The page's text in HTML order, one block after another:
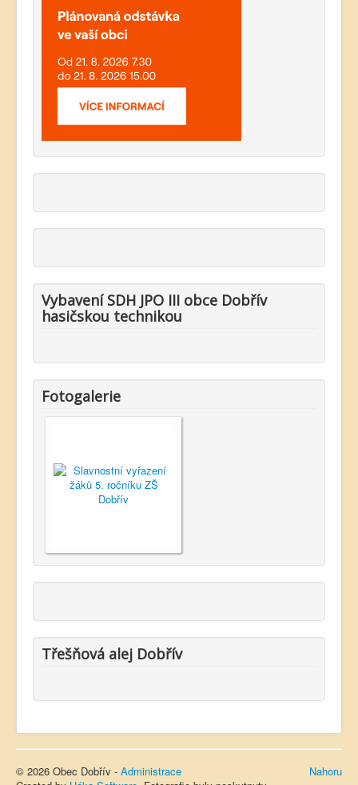
Vybavení SDH JPO III obce Dobřív
hasičskou technikou
Fotogalerie
Třešňová alej Dobřív
Nahoru
© 2026 Obec Dobřív - Administrace